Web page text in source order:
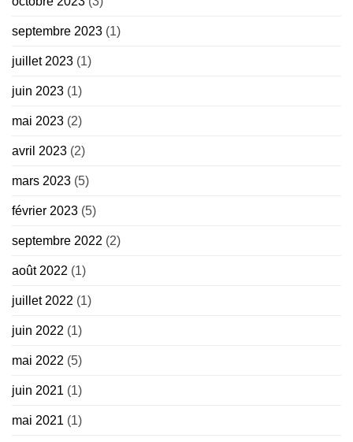
septembre 2023 (1)
juillet 2023 (1)
juin 2023 (1)
mai 2023 (2)
avril 2023 (2)
mars 2023 (5)
février 2023 (5)
septembre 2022 (2)
août 2022 (1)
juillet 2022 (1)
juin 2022 (1)
mai 2022 (5)
juin 2021 (1)
mai 2021 (1)